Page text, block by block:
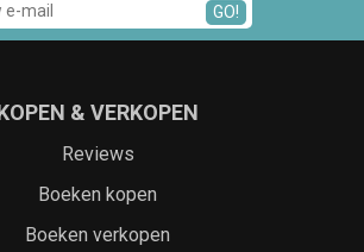
GO!
& VERKOPEN
Reviews
Boeken kopen
Boeken verkopen